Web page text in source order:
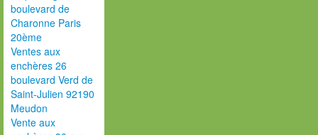
boulevard de
Charonne Paris
20ème
Ventes aux
enchères 26
boulevard Verd de
Saint-Julien 92190
Meudon
Vente aux